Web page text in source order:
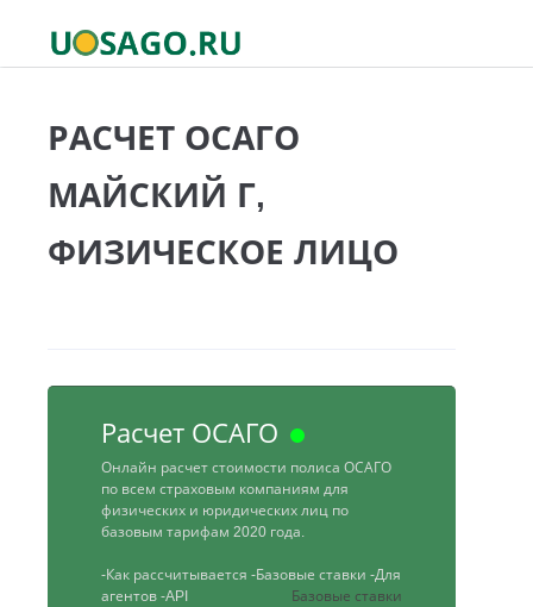
РАСЧЕТ ОСАГО
МАЙСКИЙ Г,
ФИЗИЧЕСКОЕ ЛИЦО
Расчет ОСАГО
Онлайн расчет стоимости полиса ОСАГО
по всем страховым компаниям для
физических и юридических лиц по
базовым тарифам 2020 года.
-Как рассчитывается -Базовые ставки -Для
агентов-API Базовые ставки